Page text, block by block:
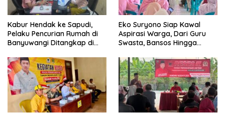
Kabur Hendak ke Sapudi,
Pelaku Pencurian Rumah di
Banyuwangi Ditangkap di
Eko Suryono Siap Kawal
Aspirasi Warga, Dari Guru
Swasta, Bansos Hingga